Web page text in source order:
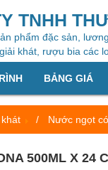
TNHH
phẩm đặc sản,
khát, rượu bia các
BẢNG GIÁ
Nước ngọt
500ML X 24